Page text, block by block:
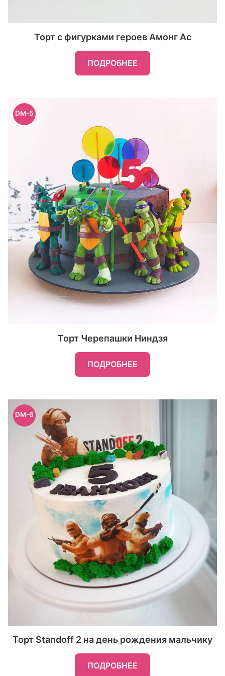
Торт с фигурками героев Амонг Ас
ПОДРОБНЕЕ
DM-5
Торт Черепашки Ниндзя
ПОДРОБНЕЕ
DM-6
Торт Standoff 2 на день рождения мальчику
ПОДРОБНЕЕ